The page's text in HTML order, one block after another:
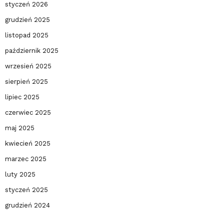
styczeń 2026
grudzień 2025
listopad 2025
październik 2025
wrzesień 2025
sierpień 2025
lipiec 2025
czerwiec 2025
maj 2025
kwiecień 2025
marzec 2025
luty 2025
styczeń 2025
grudzień 2024